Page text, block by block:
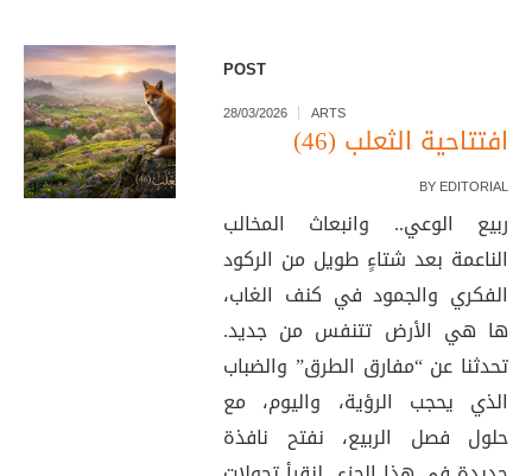
POST
28/03/2026 ARTS
افتتاحية الثعلب (46)
BY EDITORIAL
ربيع الوعي.. وانبعاث المخالب
الناعمة بعد شتاءٍ طويل من الركود
الفكري والجمود في كنف الغاب،
ها هي الأرض تتنفس من جديد.
تحدثنا عن “مفارق الطرق” والضباب
الذي يحجب الرؤية، واليوم، مع
حلول فصل الربيع، نفتح نافذة